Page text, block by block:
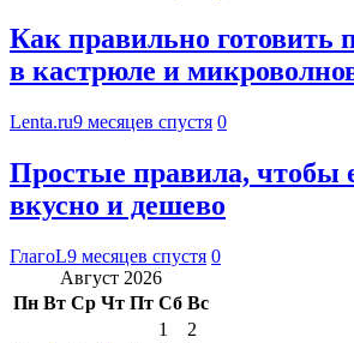
Как правильно готовить
в кастрюле и
Lenta.ru9 месяцев спустя 0
Простые правила, чтобы
вкусно и дешево
ГлагоL9 месяцев спустя 0
Август 2026
Пн Вт Ср Чт Пт Сб Вс
1
2